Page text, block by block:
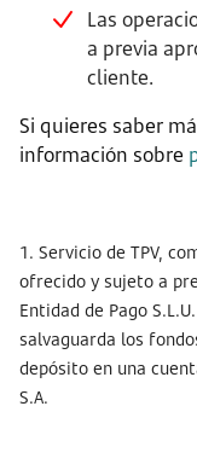
Las
a previa
cliente.
Si quieres saber
información sobre
1. Servicio de TPV,
ofrecido y sujeto a
Entidad de Pago
salvaguarda los
depósito en una
S.A.